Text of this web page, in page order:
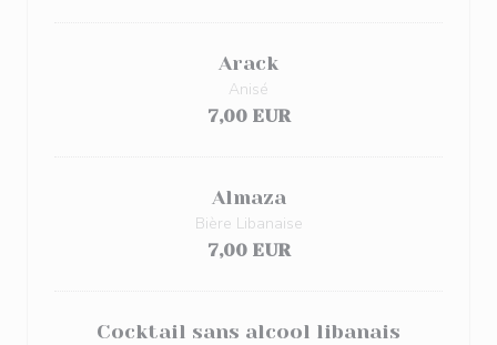
Arack
Anisé
7,00 EUR
Almaza
Bière Libanaise
7,00 EUR
Cocktail sans alcool libanais